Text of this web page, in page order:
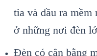
tia và đầu ra mềm
ở những nơi đèn
Đèn có cân bằng